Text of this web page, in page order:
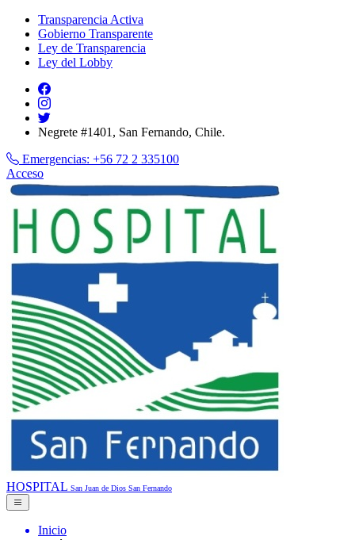
Transparencia Activa
Gobierno Transparente
Ley de Transparencia
Ley del Lobby
Negrete #1401, San Fernando, Chile.
Emergencias: +56 72 2 335100
Acceso
HOSPITAL San Juan de Dios San Fernando
Inicio